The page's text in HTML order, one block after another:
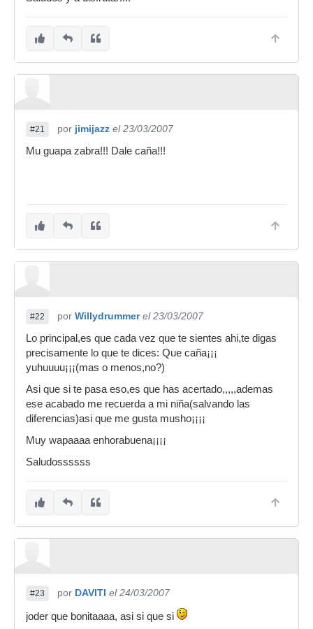
#21 por jimijazz el 23/03/2007
Mu guapa zabra!!! Dale caña!!!
#22 por Willydrummer el 23/03/2007
Lo principal,es que cada vez que te sientes ahi,te digas
precisamente lo que te dices: Que caña¡¡¡
yuhuuuu¡¡¡(mas o menos,no?)
Asi que si te pasa eso,es que has acertado,,,,,ademas
ese acabado me recuerda a mi niña(salvando las
diferencias)asi que me gusta musho¡¡¡¡
Muy wapaaaa enhorabuena¡¡¡¡
Saludossssss
#23 por DAVITI el 24/03/2007
joder que bonitaaaa, asi si que si